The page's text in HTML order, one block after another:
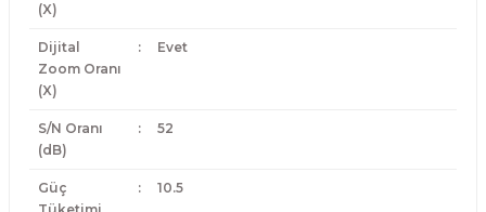
(X)
Dijital
Zoom Oranı
(X)
: Evet
S/N Oranı
(dB)
: 52
Güç
: 10.5